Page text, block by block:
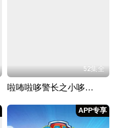
52集全
啦咘啦哆警长之小哆哆守护计划
APP专享